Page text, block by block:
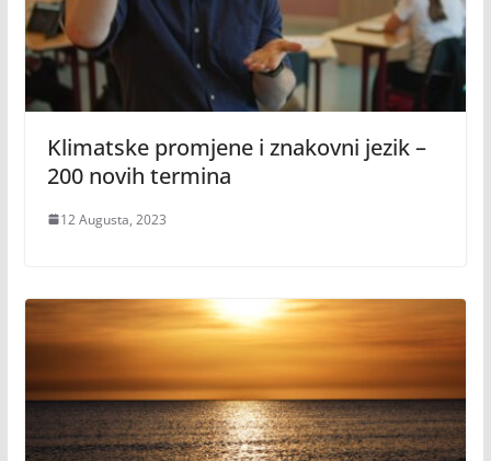
Klimatske promjene i znakovni jezik –
200 novih termina
12 Augusta, 2023